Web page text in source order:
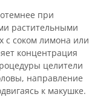
при
растительными
с соком лимона или
концентрация
целители
направление
к макушке.